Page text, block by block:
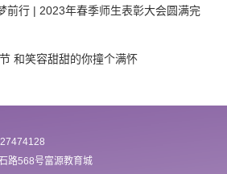
前行 | 2023年春季师生表彰大会圆满完
和笑容甜甜的你撞个满怀
路568号富源教育城